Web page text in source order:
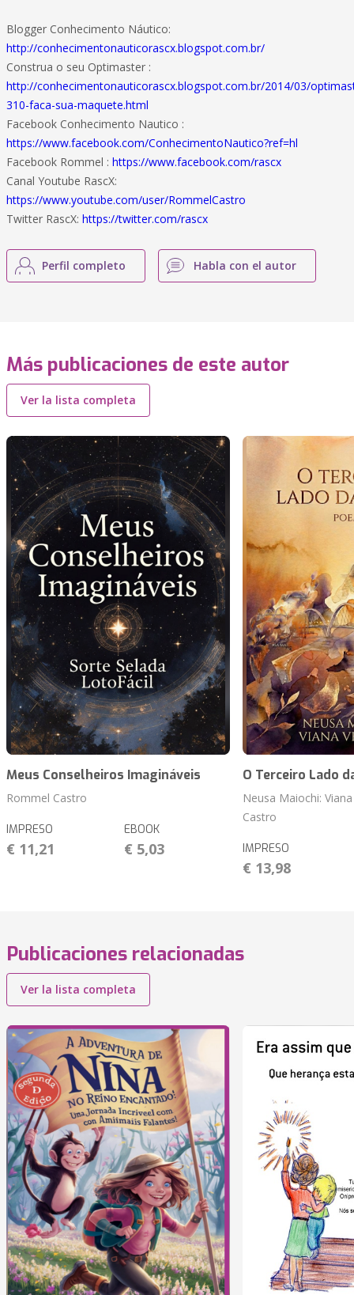
Blogger Conhecimento Náutico:
http://conhecimentonauticorascx.blogspot.com.br/
Construa o seu Optimaster :
http://conhecimentonauticorascx.blogspot.com.br/2014/03/
310-faca-sua-maquete.html
Facebook Conhecimento Nautico :
https://www.facebook.com/ConhecimentoNautico?ref=hl
Facebook Rommel : https://www.facebook.com/rascx
Canal Youtube RascX:
https://www.youtube.com/user/RommelCastro
Twitter RascX: https://twitter.com/rascx
Perfil completo Habla con el autor
Más publicaciones de este autor
Ver la lista completa
Meus Conselheiros Imagináveis
Rommel Castro
IMPRESO
€ 11,21
EBOOK
€ 5,03
O Terceiro Lado
Neusa Maiochi:
Castro
IMPRESO
€ 13,98
Publicaciones relacionadas
Ver la lista completa